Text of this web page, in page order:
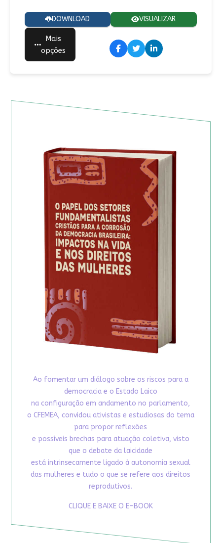
DOWNLOAD VISUALIZAR
Mais
opções
Ao fomentar um diálogo sobre os riscos para a
democracia e o Estado Laico
na configuração em andamento no parlamento,
o CFEMEA, convidou ativistas e estudiosas do tema
para propor reflexões
e possíveis brechas para atuação coletiva, visto
que o debate da laicidade
está intrinsecamente ligado à autonomia sexual
das mulheres e tudo o que se refere aos direitos
reprodutivos.
CLIQUE E BAIXE O E-BOOK